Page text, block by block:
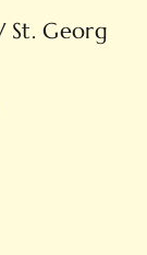
St. Georg